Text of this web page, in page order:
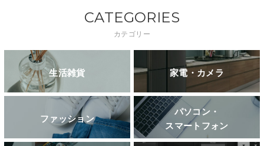
CATEGORIES
カテゴリー
生活雑貨 家電・カメラ
ファッション
パソコン・
スマートフォン